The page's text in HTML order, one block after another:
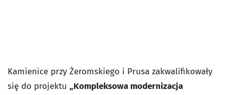
Kamienice przy Żeromskiego i Prusa zakwalifikowały
się do projektu „Kompleksowa modernizacja